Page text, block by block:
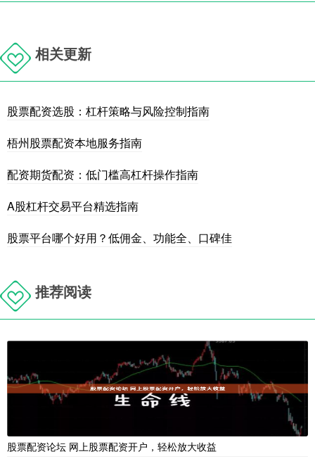
相关更新
股票配资选股：杠杆策略与风险控制指南
梧州股票配资本地服务指南
配资期货配资：低门槛高杠杆操作指南
A股杠杆交易平台精选指南
股票平台哪个好用？低佣金、功能全、口碑佳
推荐阅读
股票配资论坛 网上股票配资开户，轻松放大收益